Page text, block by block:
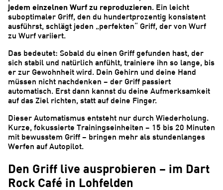
jedem einzelnen Wurf zu reproduzieren. Ein leicht
suboptimaler Griff, den du hundertprozentig konsistent
ausführst, schlägt jeden „perfekten“ Griff, der von Wurf
zu Wurf variiert.
Das bedeutet: Sobald du einen Griff gefunden hast, der
sich stabil und natürlich anfühlt, trainiere ihn so lange, bis
er zur Gewohnheit wird. Dein Gehirn und deine Hand
müssen nicht nachdenken – der Griff passiert
automatisch. Erst dann kannst du deine Aufmerksamkeit
auf das Ziel richten, statt auf deine Finger.
Dieser Automatismus entsteht nur durch Wiederholung.
Kurze, fokussierte Trainingseinheiten – 15 bis 20 Minuten
mit bewusstem Griff – bringen mehr als stundenlanges
Werfen auf Autopilot.
Den Griff live ausprobieren – im Dart
Rock Café in Lohfelden